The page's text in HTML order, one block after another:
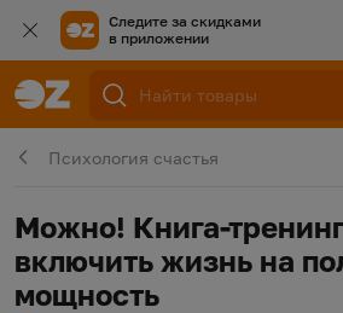
Следите за скидками
в приложении
Психология счастья
Можно! Книга-
включить жизнь на
мощность